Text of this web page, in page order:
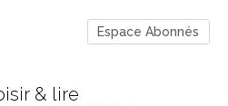
Espace Abonnés
& lire